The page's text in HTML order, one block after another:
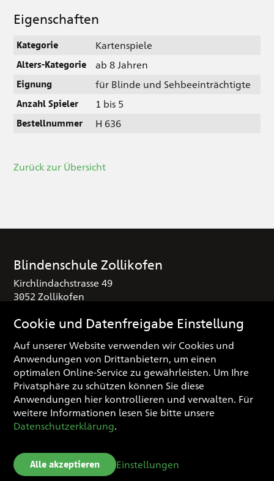
Eigenschaften
Kategorie Kartenspiele
Alters-Kategorie ab 8 Jahren
Eignung für Blinde und Sehbeeinträchtigte
Anzahl Spieler 1 bis 5
Bestellnummer H 636
Zurück zur Übersicht
Blindenschule Zollikofen
Kirchlindachstrasse 49
3052 Zollikofen
sekretariat
blindenschule.ch
Spendenkonto
IBAN: CH03 0900 0000 3000 0974 3
Impressum
Cookie Einstellungen
Cookie und Datenfreigabe Einstellung
Auf unserer Website verwenden wir Cookies und
Anwendungen von Drittanbietern, um einen
optimalen Online-Service zu gewährleisten. Um Ihre
Privatsphäre zu schützen können Sie diese
Anwendungen hier kontrollieren und verwalten. Für
weitere Informationen lesen Sie bitte unsere
Datenschutzerklärung.
Alle akzeptieren Einstellungen